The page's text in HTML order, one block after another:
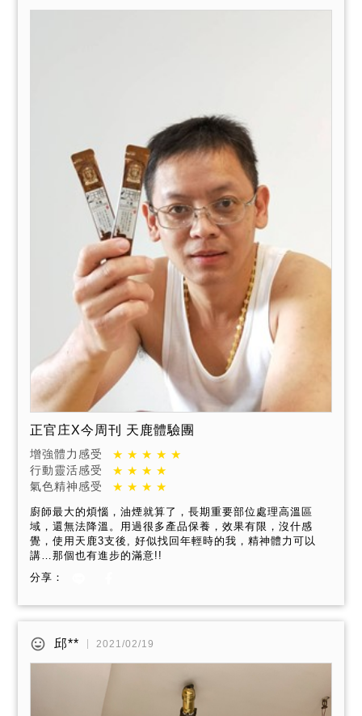
正官庄X今周刊 天鹿體驗團
增強體力感受
行動靈活感受
氣色精神感受
廚師最大的煩惱，油煙就算了，長期重要部位處理高溫區
域，還無法降溫。用過很多產品保養，效果有限，沒什感
覺，使用天鹿3支後, 好似找回年輕時的我，精神體力可以
講…那個也有進步的滿意!!
分享：
邱** 2021/02/19